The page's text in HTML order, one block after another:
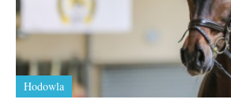
Hodowla